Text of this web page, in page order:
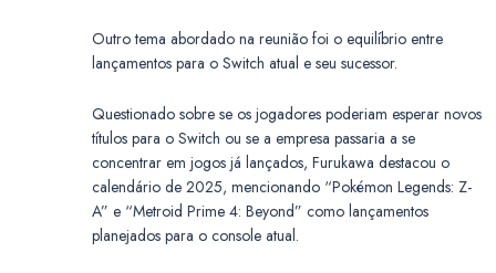
Outro tema abordado na reunião foi o equilíbrio entre
lançamentos para o Switch atual e seu sucessor.
Questionado sobre se os jogadores poderiam esperar novos
títulos para o Switch ou se a empresa passaria a se
concentrar em jogos já lançados, Furukawa destacou o
calendário de 2025, mencionando “Pokémon Legends: Z-
A” e “Metroid Prime 4: Beyond” como lançamentos
planejados para o console atual.